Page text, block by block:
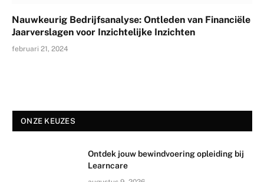
Nauwkeurig Bedrijfsanalyse: Ontleden van Financiële
Jaarverslagen voor Inzichtelijke Inzichten
februari 21, 2024
ONZE KEUZES
Ontdek jouw bewindvoering opleiding bij
Learncare